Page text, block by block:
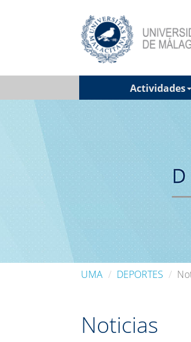
Actividades
UMA DEPORTES
Noticias